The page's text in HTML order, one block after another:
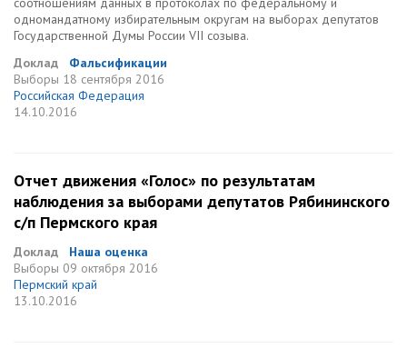
одномандатному избирательным округам на выборах депутатов
Государственной Думы России VII созыва.
Доклад
Фальсификации
Выборы 18 сентября 2016
Российская Федерация
14.10.2016
Отчет движения «Голос» по результатам
наблюдения за выборами депутатов Рябининского
с/п Пермского края
Доклад
Наша оценка
Выборы 09 октября 2016
Пермский край
13.10.2016